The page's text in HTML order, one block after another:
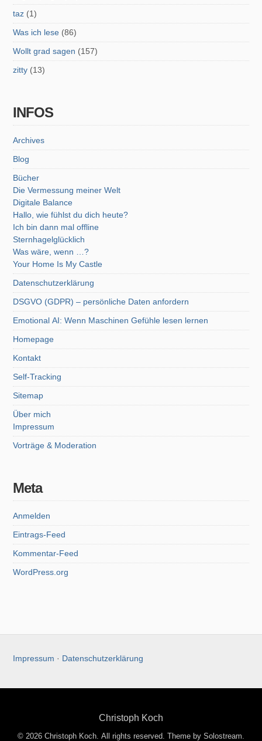
taz (1)
Was ich lese (86)
Wollt grad sagen (157)
zitty (13)
INFOS
Archives
Blog
Bücher
Die Vermessung meiner Welt
Digitale Balance
Hallo, wie fühlst du dich heute?
Ich bin dann mal offline
Sternhagelglücklich
Was wäre, wenn …?
Your Home Is My Castle
Datenschutzerklärung
DSGVO (GDPR) – persönliche Daten anfordern
Emotional AI: Wenn Maschinen Gefühle lesen lernen
Homepage
Kontakt
Self-Tracking
Sitemap
Über mich
Impressum
Vorträge & Moderation
Meta
Anmelden
Eintrags-Feed
Kommentar-Feed
WordPress.org
Impressum · Datenschutzerklärung
Christoph Koch
© 2026 Christoph Koch. All rights reserved. Theme by Solostream.